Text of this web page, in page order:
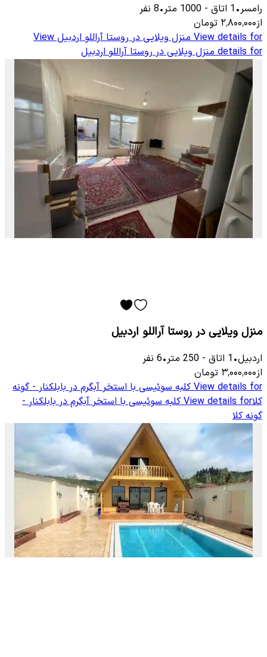
رامسر•
1 اتاق -
1000 متر•
8 نفر
از۲٬۸۰۰٬۰۰۰ تومان
View details for منزل ویلایی در روستا آراللو اردبیلView
details for منزل ویلایی در روستا آراللو اردبیل
منزل ویلایی در روستا آراللو اردبیل
اردبیل•
1 اتاق -
250 متر•
6 نفر
از۳٬۰۰۰٬۰۰۰ تومان
View details for کلبه سوئیسی با استخر آبگرم در بابلکنار - گونه
کلاView details for کلبه سوئیسی با استخر آبگرم در بابلکنار -
گونه کلا